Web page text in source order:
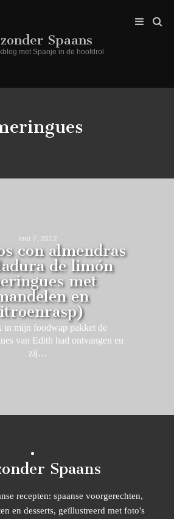
Spaans
met Spanje in de hoofdrol
mei 7, 2012
con almendras
de limón
met
en
in mijn foodwap pakket de
van Edith had ontvangen en
zij…
Spaans
recepten: spaanse voorgerechten,
en desserts, geïllustreerd met foto's